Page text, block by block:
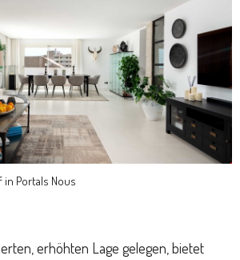
Portals Nous
erhöhten Lage gelegen, bietet